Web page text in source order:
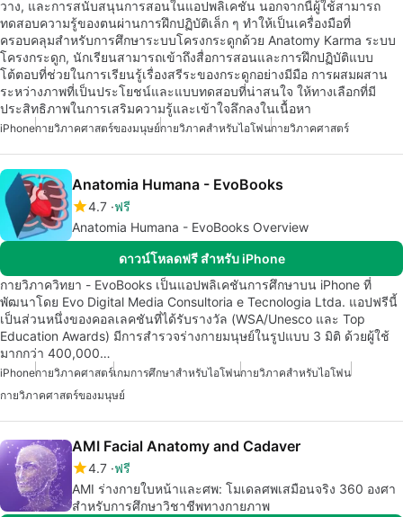
วาง, และการสนับสนุนการสอนในแอปพลิเคชัน นอกจากนี้ผู้ใช้สามารถ
ทดสอบความรู้ของตนผ่านการฝึกปฏิบัติเล็ก ๆ ทำให้เป็นเครื่องมือที่
ครอบคลุมสำหรับการศึกษาระบบโครงกระดูกด้วย Anatomy Karma ระบบ
โครงกระดูก, นักเรียนสามารถเข้าถึงสื่อการสอนและการฝึกปฏิบัติแบบ
โต้ตอบที่ช่วยในการเรียนรู้เรื่องสรีระของกระดูกอย่างมีมือ การผสมผสาน
ระหว่างภาพที่เป็นประโยชน์และแบบทดสอบที่น่าสนใจ ให้ทางเลือกที่มี
ประสิทธิภาพในการเสริมความรู้และเข้าใจลึกลงในเนื้อหา
iPhoneกายวิภาคศาสตร์ของมนุษย์กายวิภาคสำหรับไอโฟนกายวิภาคศาสตร์
Anatomia Humana - EvoBooks
4.7 ฟรี
Anatomia Humana - EvoBooks Overview
ดาวน์โหลดฟรี สำหรับ iPhone
กายวิภาควิทยา - EvoBooks เป็นแอปพลิเคชันการศึกษาบน iPhone ที่
พัฒนาโดย Evo Digital Media Consultoria e Tecnologia Ltda. แอปฟรีนี้
เป็นส่วนหนึ่งของคอลเลคชันที่ได้รับรางวัล (WSA/Unesco และ Top
Education Awards) มีการสำรวจร่างกายมนุษย์ในรูปแบบ 3 มิติ ด้วยผู้ใช้
มากกว่า 400,000…
iPhoneกายวิภาคศาสตร์เกมการศึกษาสำหรับไอโฟนกายวิภาคสำหรับไอโฟน
กายวิภาคศาสตร์ของมนุษย์
AMI Facial Anatomy and Cadaver
4.7 ฟรี
AMI ร่างกายใบหน้าและศพ: โมเดลศพเสมือนจริง 360 องศา
สำหรับการศึกษาวิชาชีพทางกายภาพ